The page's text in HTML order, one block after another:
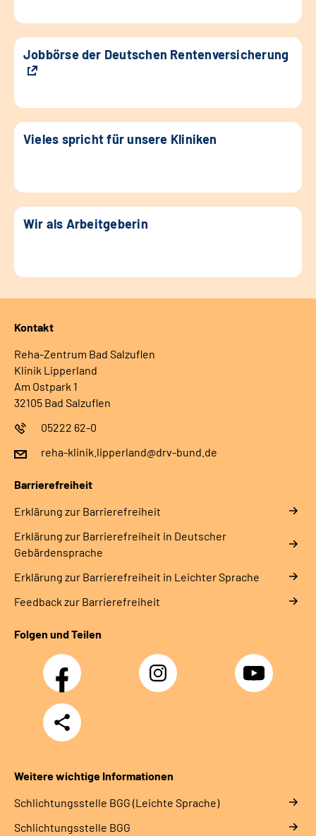
Jobbörse der Deutschen Rentenversicherung
Vieles spricht für unsere Kliniken
Wir als Arbeitgeberin
Kontakt
Reha-Zentrum Bad Salzuflen
Klinik Lipperland
Am Ostpark 1
32105 Bad Salzuflen
05222 62-0
reha-klinik.lipperland@drv-bund.de
Barrierefreiheit
Erklärung zur Barrierefreiheit
Erklärung zur Barrierefreiheit in Deutscher
Gebärdensprache
Erklärung zur Barrierefreiheit in Leichter Sprache
Feedback zur Barrierefreiheit
Folgen und Teilen
Facebook Instagram YouTube
Teilen
Weitere wichtige Informationen
Schlich­tungs­stel­le BGG (Leichte Sprache)
Schlich­tungs­stel­le BGG